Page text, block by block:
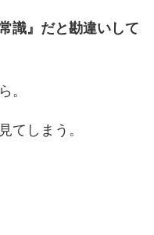
識』だと勘違いして
。
てしまう。